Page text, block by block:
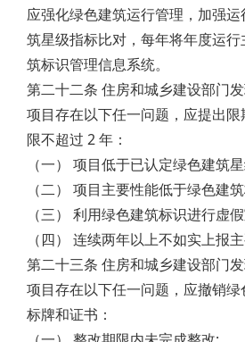
应强化绿色建筑运行管理，加强
筑星级指标比对，每年将年度运
筑标识管理信息系统。
第二十二条 住房和城乡建设部门
项目存在以下任一问题，应提出
限不超过 2 年：
（一） 项目低于已认定绿色建筑
（二） 项目主要性能低于绿色建
（三） 利用绿色建筑标识进行虚
（四） 连续两年以上不如实上报主
第二十三条 住房和城乡建设部门
项目存在以下任一问题，应撤销
标牌和证书：